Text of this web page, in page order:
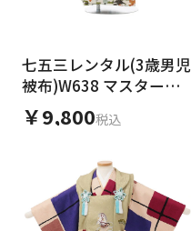
七五三レンタル(3歳男児
被布)W638 マスタード
×クリーム ダイナソー
￥9,800税込